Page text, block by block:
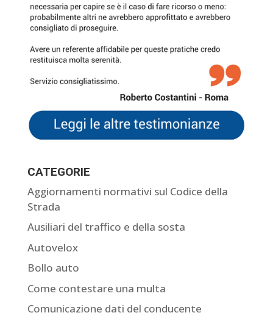
CATEGORIE
Aggiornamenti normativi sul Codice della
Strada
Ausiliari del traffico e della sosta
Autovelox
Bollo auto
Come contestare una multa
Comunicazione dati del conducente